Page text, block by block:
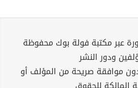
عبر مكتبة فولة بوك محفوظة
ودور النشر
موافقة صريحة من المؤلف أو